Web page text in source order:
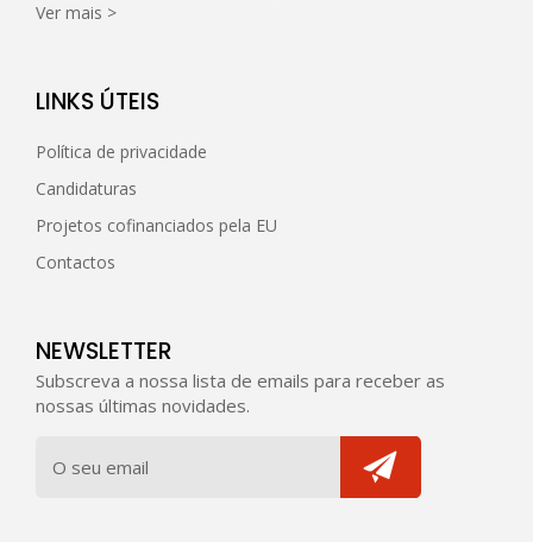
Ver mais >
LINKS ÚTEIS
Política de privacidade
Candidaturas
Projetos cofinanciados pela EU
Contactos
NEWSLETTER
Subscreva a nossa lista de emails para receber as
nossas últimas novidades.